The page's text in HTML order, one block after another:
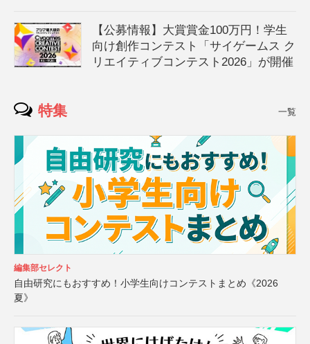
【公募情報】大賞賞金100万円！学生
向け創作コンテスト「サイゲームス ク
リエイティブコンテスト2026」が開催
特集 一覧
編集部セレクト
自由研究にもおすすめ！小学生向けコンテストまとめ《2026
夏》